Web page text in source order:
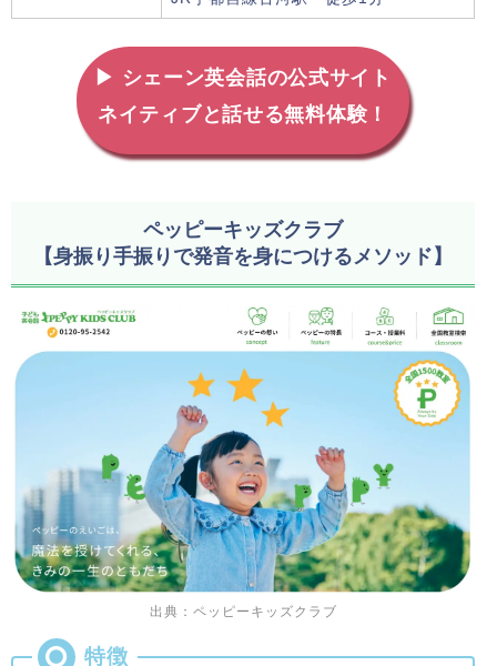
▶ シェーン英会話の公式サイト
ネイティブと話せる無料体験！
ペッピーキッズクラブ
【身振り手振りで発音を身につけるメソッド】
出典：ペッピーキッズクラブ